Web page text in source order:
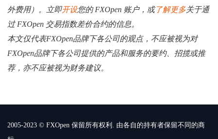
外费用）。立即开设您的 FXOpen 账户，或了解更多关于通
过 FXOpen 交易指数差价合约的信息。
本文仅代表FXOpen品牌下各公司的观点，不应被视为对
FXOpen品牌下各公司提供的产品和服务的要约、招揽或推
荐，亦不应被视为财务建议。
2005-2023 © FXOpen 保留所有权利. 由各自的持有者保留不同的商